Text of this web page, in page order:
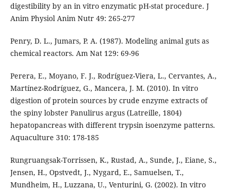
digestibility by an in vitro enzymatic pH-stat procedure. J
Anim Physiol Anim Nutr 49: 265-277
Penry, D. L., Jumars, P. A. (1987). Modeling animal guts as
chemical reactors. Am Nat 129: 69-96
Perera, E., Moyano, F. J., Rodríguez-Viera, L., Cervantes, A.,
Martínez-Rodríguez, G., Mancera, J. M. (2010). In vitro
digestion of protein sources by crude enzyme extracts of
the spiny lobster Panulirus argus (Latreille, 1804)
hepatopancreas with different trypsin isoenzyme patterns.
Aquaculture 310: 178-185
Rungruangsak-Torrissen, K., Rustad, A., Sunde, J., Eiane, S.,
Jensen, H., Opstvedt, J., Nygard, E., Samuelsen, T.,
Mundheim, H., Luzzana, U., Venturini, G. (2002). In vitro